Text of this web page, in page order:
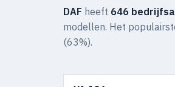
DAF heeft 646
modellen. Het
(63%).